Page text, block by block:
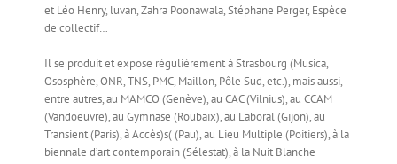
et Léo Henry, luvan, Zahra Poonawala, Stéphane Perger, Espèce
de collectif…
Il se produit et expose régulièrement à Strasbourg (Musica,
Ososphère, ONR, TNS, PMC, Maillon, Pôle Sud, etc.), mais aussi,
entre autres, au MAMCO (Genève), au CAC (Vilnius), au CCAM
(Vandoeuvre), au Gymnase (Roubaix), au Laboral (Gijon), au
Transient (Paris), à Accès)s( (Pau), au Lieu Multiple (Poitiers), à la
biennale d’art contemporain (Sélestat), à la Nuit Blanche